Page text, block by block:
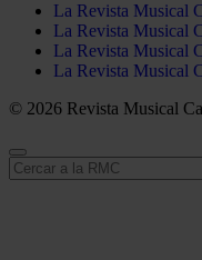
La Revista Musical
La Revista Musical
La Revista Musical
La Revista Musical
© 2026 Revista Musical